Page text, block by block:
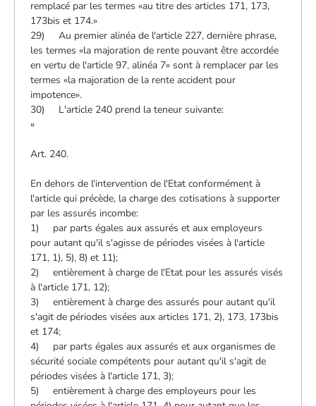
remplacé par les termes «au titre des articles 171, 173,
173bis et 174.»
29) Au premier alinéa de l'article 227, dernière phrase,
les termes «la majoration de rente pouvant être accordée
en vertu de l'article 97, alinéa 7» sont à remplacer par les
termes «la majoration de la rente accident pour
impotence».
30) L'article 240 prend la teneur suivante:
«
Art. 240.
En dehors de l'intervention de l'Etat conformément à
l'article qui précède, la charge des cotisations à supporter
par les assurés incombe:
1) par parts égales aux assurés et aux employeurs
pour autant qu'il s'agisse de périodes visées à l'article
171, 1), 5), 8) et 11);
2) entièrement à charge de l'Etat pour les assurés visés
à l'article 171, 12);
3) entièrement à charge des assurés pour autant qu'il
s'agit de périodes visées aux articles 171, 2), 173, 173bis
et 174;
4) par parts égales aux assurés et aux organismes de
sécurité sociale compétents pour autant qu'il s'agit de
périodes visées à l'article 171, 3);
5) entièrement à charge des employeurs pour les